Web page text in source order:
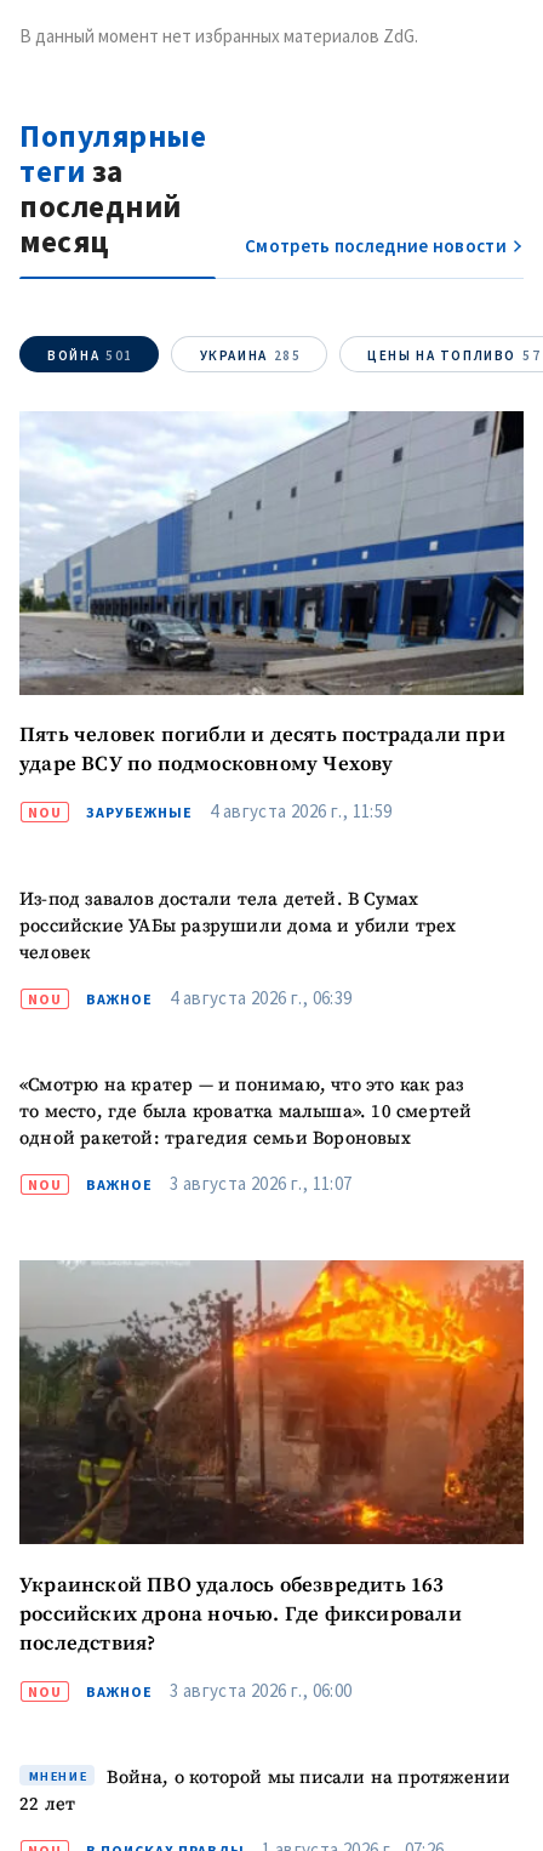
ПОДДЕРЖАТЬ
В данный момент нет избранных материалов ZdG.
Популярные
теги за
последний
месяц
Смотреть последние новости
ВОЙНА 501 УКРАИНА 285 ЦЕНЫ НА ТОПЛИВО 57
Пять человек погибли и десять пострадали при
ударе ВСУ по подмосковному Чехову
NOU ЗАРУБЕЖНЫЕ 4 августа 2026 г., 11:59
Из-под завалов достали тела детей. В Сумах
российские УАБы разрушили дома и убили трех
человек
NOU ВАЖНОЕ 4 августа 2026 г., 06:39
«Смотрю на кратер — и понимаю, что это как раз
то место, где была кроватка малыша». 10 смертей
одной ракетой: трагедия семьи Вороновых
NOU ВАЖНОЕ 3 августа 2026 г., 11:07
Украинской ПВО удалось обезвредить 163
российских дрона ночью. Где фиксировали
последствия?
NOU ВАЖНОЕ 3 августа 2026 г., 06:00
МНЕНИЕ
Война, о которой мы писали на протяжении
22 лет
МОЯ НОВОСТЬ
Фотография
+ Загрузить
Ссылка на медиа
+ Добавить ссылку на
медиа
КОНТАКТНЫЙ ИСТОЧНИК
Анонимный источник
Имя + Моё имя
Электронная почта
+ Мой email
Я прочитал(а) и согласен(на)